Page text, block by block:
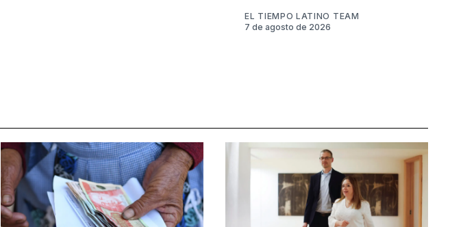
EL TIEMPO LATINO TEAM
7 de agosto de 2026